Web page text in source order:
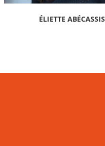
ÉLIETTE ABÉCASSIS